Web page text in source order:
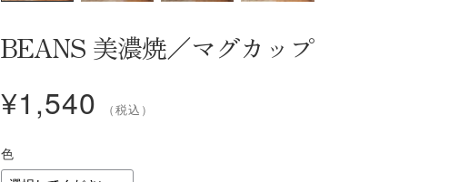
BEANS 美濃焼／マグカップ
¥1,540 （税込）
色